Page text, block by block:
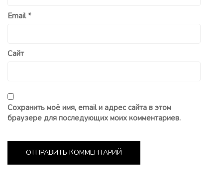
Email*
Сайт
Сохранить моё имя, email и адрес сайта в этом
браузере для последующих моих комментариев.